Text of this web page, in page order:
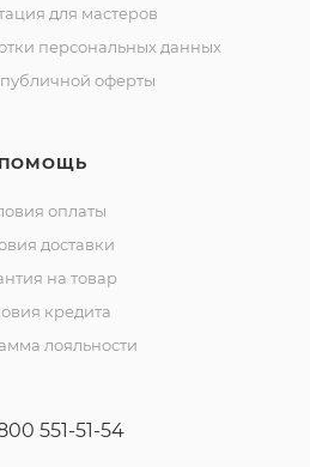
для мастеров
персональных данных
оферты
ПОМОЩЬ
оплаты
доставки
на товар
кредита
лояльности
551-51-54